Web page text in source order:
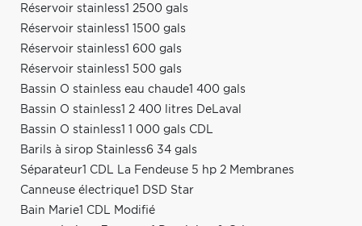
Réservoir stainless1 2500 gals
Réservoir stainless1 1500 gals
Réservoir stainless1 600 gals
Réservoir stainless1 500 gals
Bassin O stainless eau chaude1 400 gals
Bassin O stainless1 2 400 litres DeLaval
Bassin O stainless1 1 000 gals CDL
Barils à sirop Stainless6 34 gals
Séparateur1 CDL La Fendeuse 5 hp 2 Membranes
Canneuse électrique1 DSD Star
Bain Marie1 CDL Modifié